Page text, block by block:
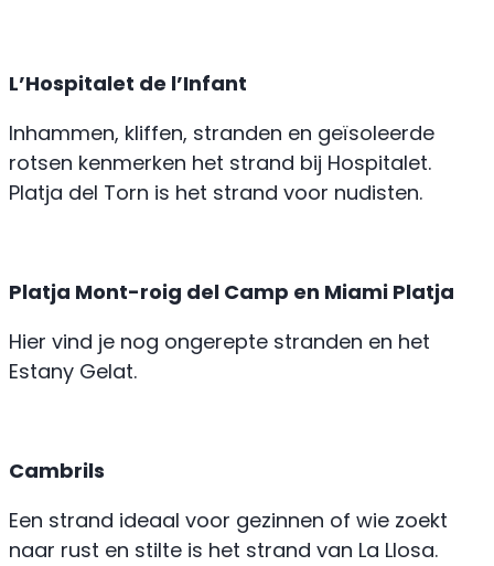
L’Hospitalet de l’Infant
Inhammen, kliffen, stranden en geïsoleerde
rotsen kenmerken het strand bij Hospitalet.
Platja del Torn is het strand voor nudisten.
Platja Mont-roig del Camp en Miami Platja
Hier vind je nog ongerepte stranden en het
Estany Gelat.
Cambrils
Een strand ideaal voor gezinnen of wie zoekt
naar rust en stilte is het strand van La Llosa.